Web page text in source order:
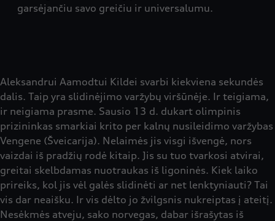
garsėjančiu savo greičiu ir universalumu.
Aleksandrui Aamodtui Kildei svarbi kiekviena sekundės
dalis. Taip yra slidinėjimo varžybų viršūnėje. Ir teigiama,
ir neigiama prasme. Sausio 13 d. dukart olimpinis
prizininkas smarkiai krito per kalnų nusileidimo varžybas
Vengene (Šveicarija). Nelaimės jis visgi išvengė, nors
vaizdai iš pradžių rodė kitaip. Jis su tuo tvarkosi atvirai,
greitai skelbdamas nuotraukas iš ligoninės. Kiek laiko
prireiks, kol jis vėl galės slidinėti ar net lenktyniauti? Tai
vis dar neaišku. Ir vis dėlto jo žvilgsnis nukreiptas į ateitį.
Nesėkmės atveju, sako norvegas, dabar išrašytas iš